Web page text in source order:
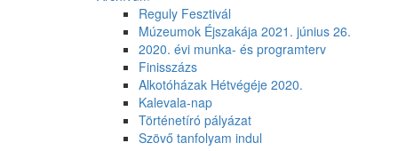
Reguly Fesztivál
Múzeumok Éjszakája 2021. június 26.
2020. évi munka- és programterv
Finisszázs
Alkotóházak Hétvégéje 2020.
Kalevala-nap
Történetíró pályázat
Szövő tanfolyam indul